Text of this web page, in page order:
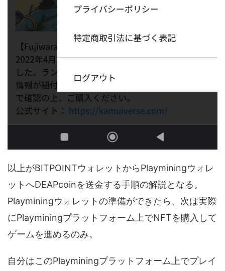
以上がBITPOINTウォレットからPlayminingウォレ
ットへDEAPcoinを送金する手順の解説となる。
Playminingウォレットの準備ができたら、次は実際
にPlayminingプラットフォーム上でNFTを購入して
ゲームを進めるのみ。
自分はこのPlayminingプラットフォーム上でプレイ